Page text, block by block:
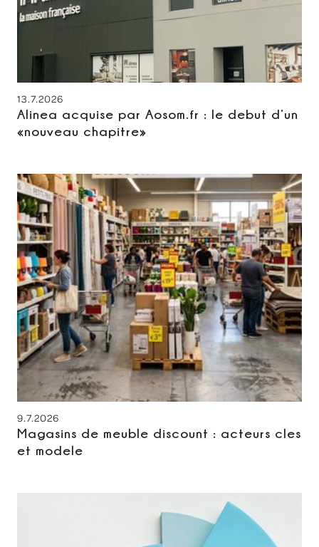
13.7.2026
Alinea acquise par Aosom.fr : le debut d’un
«nouveau chapitre»
9.7.2026
Magasins de meuble discount : acteurs cles
et modele